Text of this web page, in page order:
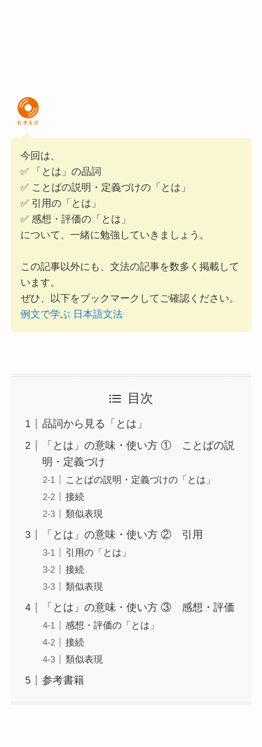
今回は、
✅ 「とは」の品詞
✅ ことばの説明・定義づけの「とは」
✅ 引用の「とは」
✅ 感想・評価の「とは」
について、一緒に勉強していきましょう。
この記事以外にも、文法の記事を数多く掲載して
います。
ぜひ、以下をブックマークしてご確認ください。
例文で学ぶ 日本語文法
目次
品詞から見る「とは」
「とは」の意味・使い方 ① ことばの説
明・定義づけ
ことばの説明・定義づけの「とは」
接続
類似表現
「とは」の意味・使い方 ② 引用
引用の「とは」
接続
類似表現
「とは」の意味・使い方 ③ 感想・評価
感想・評価の「とは」
接続
類似表現
参考書籍